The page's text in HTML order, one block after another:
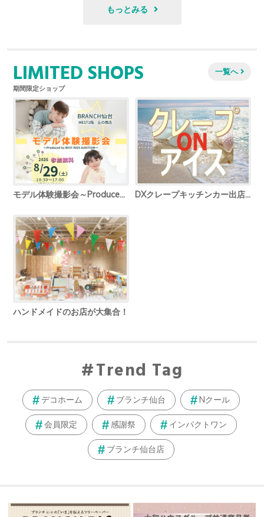
もっとみる
LIMITED SHOPS
期間限定ショップ
一覧へ
モデル体験撮影会～Produced by BEST KIDS AUDITION～ DXクレープキッチンカー出店✨
ハンドメイドのお店が大集合！
Trend Tag
デコホーム ブランチ仙台 Nクール
会員限定 感謝祭 インパクトワン
ブランチ仙台店